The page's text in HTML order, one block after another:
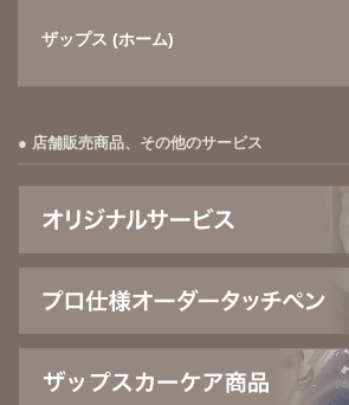
ザップス (ホーム)
店舗販売商品、その他のサービス